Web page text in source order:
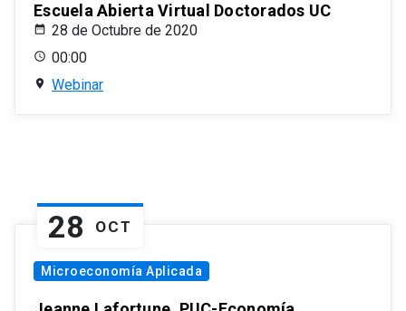
Escuela Abierta Virtual Doctorados UC
28 de Octubre de 2020
00:00
Webinar
28 OCT
Microeconomía Aplicada